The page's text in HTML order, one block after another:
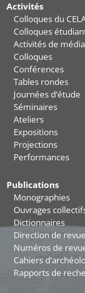
Activités
Colloques du
Colloques
Activités de
Colloques
Conférences
Tables rondes
Journées d’étude
Séminaires
Ateliers
Expositions
Projections
Performances
Publications
Monographies
Ouvrages
Dictionnaires
Direction de revue
Numéros de
Cahiers
Rapports de